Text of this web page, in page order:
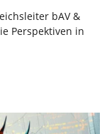
bAV &
Perspektiven in